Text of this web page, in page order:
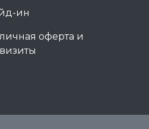
ин
оферта и